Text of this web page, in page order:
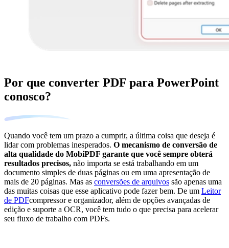
Por que converter PDF para PowerPoint
conosco?
Quando você tem um prazo a cumprir, a última coisa que deseja é
lidar com problemas inesperados. O mecanismo de conversão de
alta qualidade do MobiPDF garante que você sempre obterá
resultados precisos, não importa se está trabalhando em um
documento simples de duas páginas ou em uma apresentação de
mais de 20 páginas. Mas as conversões de arquivos são apenas uma
das muitas coisas que esse aplicativo pode fazer bem. De um Leitor
de PDFcompressor e organizador, além de opções avançadas de
edição e suporte a OCR, você tem tudo o que precisa para acelerar
seu fluxo de trabalho com PDFs.